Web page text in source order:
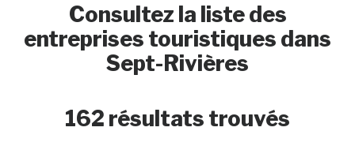
Consultez la liste des
entreprises touristiques dans
Sept-Rivières
162 résultats trouvés